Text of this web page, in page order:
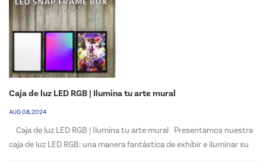
Caja de luz LED RGB | Ilumina tu arte mural
AUG 08, 2024
Caja de luz LED RGB | Ilumina tu arte mural Presentamos nuestra
caja de luz LED RGB: una manera fantástica de exhibir e iluminar su
arte mural de una manera cautivadora y dinámica. Este innovador